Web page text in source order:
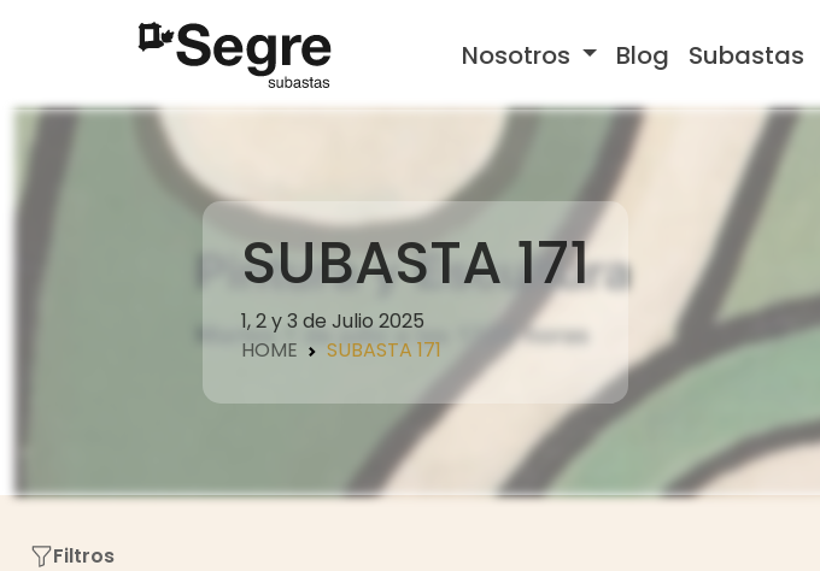
Nosotros Blog Subastas
SUBASTA 171
1, 2 y 3 de Julio 2025
HOME
SUBASTA 171
Filtros